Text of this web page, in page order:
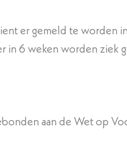
er gemeld te worden
in 6 weken worden ziek
aan de Wet op